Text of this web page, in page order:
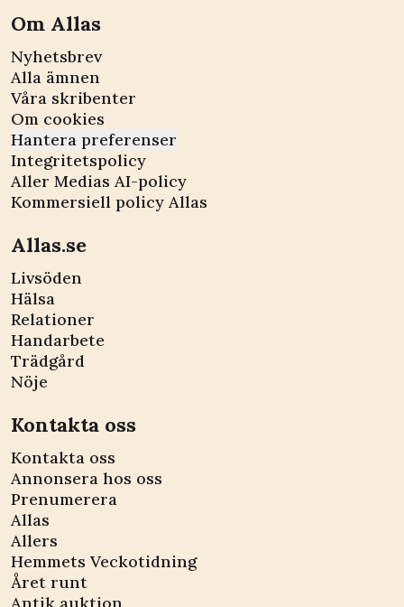
Om Allas
Nyhetsbrev
Alla ämnen
Våra skribenter
Om cookies
Hantera preferenser
Integritetspolicy
Aller Medias AI-policy
Kommersiell policy Allas
Allas.se
Livsöden
Hälsa
Relationer
Handarbete
Trädgård
Nöje
Kontakta oss
Kontakta oss
Annonsera hos oss
Prenumerera
Allas
Allers
Hemmets Veckotidning
Året runt